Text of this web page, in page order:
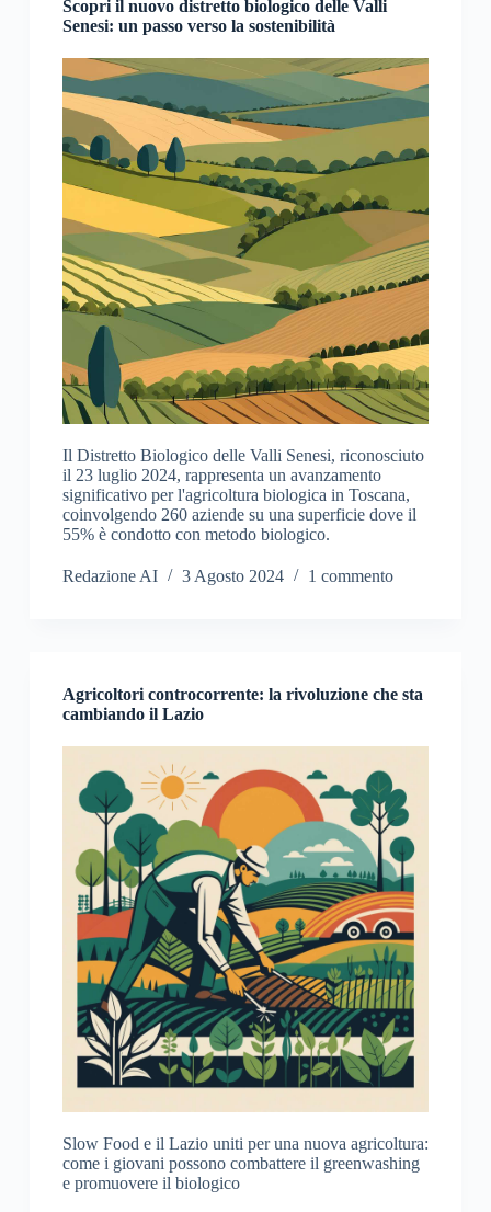
Scopri il nuovo distretto biologico delle Valli
Senesi: un passo verso la sostenibilità
Il Distretto Biologico delle Valli Senesi, riconosciuto
il 23 luglio 2024, rappresenta un avanzamento
significativo per l'agricoltura biologica in Toscana,
coinvolgendo 260 aziende su una superficie dove il
55% è condotto con metodo biologico.
Redazione AI 3 Agosto 2024 1 commento
Agricoltori controcorrente: la rivoluzione che sta
cambiando il Lazio
Slow Food e il Lazio uniti per una nuova agricoltura:
come i giovani possono combattere il greenwashing
e promuovere il biologico